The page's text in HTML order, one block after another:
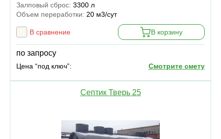
Залповый сброс: 3300 л
Объем переработки: 20 м3/сут
В сравнение В корзину
по запросу
Цена “под ключ”: Смотрите смету
Септик Тверь 25